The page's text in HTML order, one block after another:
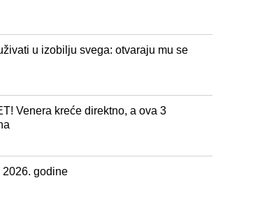
u izobilju svega: otvaraju mu se
Venera kreće direktno, a ova 3
2026. godine